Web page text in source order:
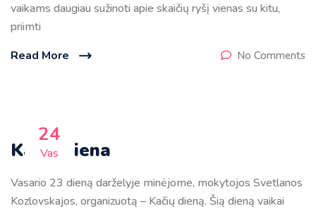
vaikams daugiau sužinoti apie skaičių ryšį vienas su kitu,
priimti
Read More
No Comments
24
Vas
Kačių diena
Vasario 23 dieną darželyje minėjome, mokytojos Svetlanos
Kozlovskajos, organizuotą – Kačių dieną. Šią dieną vaikai